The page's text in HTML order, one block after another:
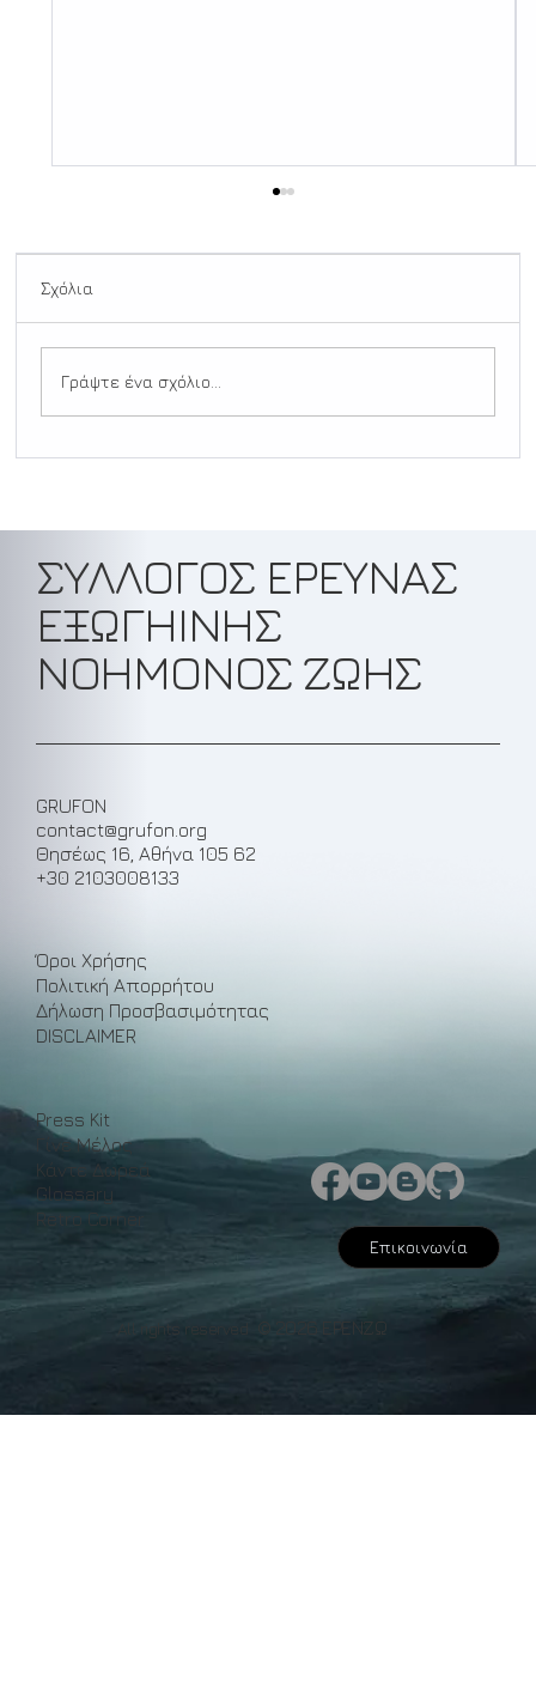
Το αναμενόμενο Disclosure του
Σχόλια
Γράψτε ένα σχόλιο...
All rights reserved © 2026 ΕΡΕΝΖΩ
ΣΥΛΛΟΓΟΣ ΕΡΕΥΝΑΣ
ΕΞΩΓΗΙΝΗΣ
ΝΟΗΜΟΝΟΣ ΖΩΗΣ
Όροι Χρήσης
Πολιτική Απορρήτου
Δήλωση Προσβασιμότητας
DISCLAIMER
Press Kit
Γίνε Μέλος
Κάντε Δωρεά
Glossary
Retro Corner
Επικοινωνία
GRUFON
contact@grufon.org
Θησέως 16, Αθήνα 105 62
+30 2103008133